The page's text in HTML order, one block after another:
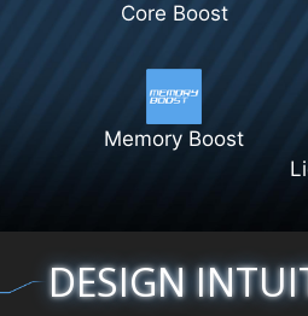
Core Boost
Memory Boost
DESIGN